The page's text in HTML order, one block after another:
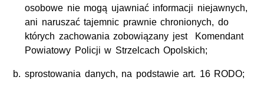
osobowe nie mogą ujawniać informacji niejawnych,
ani naruszać tajemnic prawnie chronionych, do
których zachowania zobowiązany jest Komendant
Powiatowy Policji w Strzelcach Opolskich;
sprostowania danych, na podstawie art. 16 RODO;